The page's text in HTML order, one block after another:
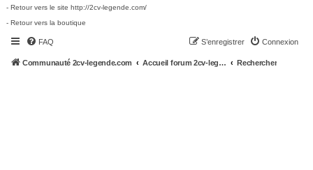
- Retour vers le site http://2cv-legende.com/
- Retour vers la boutique
FAQ Connexion
S’enregistrer
Communauté 2cv-legende.com Accueil forum 2cv-legende.com Rechercher